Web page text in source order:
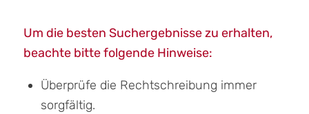
Um die besten Suchergebnisse zu erhalten,
beachte bitte folgende Hinweise:
Überprüfe die Rechtschreibung immer
sorgfältig.